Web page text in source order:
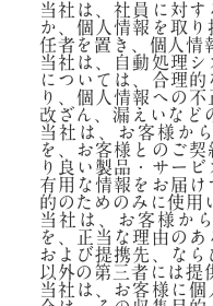
当社は、社員に対
か、個人情報を取
任者を置き、個人情
当社は、自動処理
については、合理
り、個人情報への不
改ざん、漏えいなど
当社は、お客様か
を、お客様とのご
り良い製品・サー
有用な情報をお届け
的のためのみに使用
当社は、お客様か
を、正当な理由の
および提携先、な
以外の第三者には提
当社は、お客様に